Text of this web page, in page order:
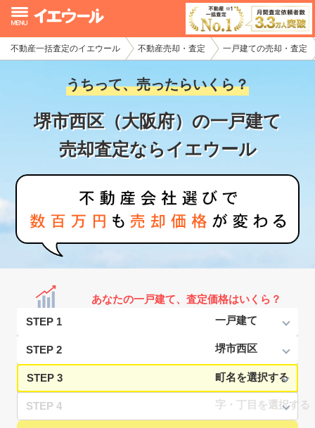
不動産一括査定のイエウール 不動産売却・査定 一戸建ての売却・査定
うちって、売ったらいくら？
堺市西区（大阪府）の一戸建て
売却査定ならイエウール
あなたの一戸建て、査定価格はいくら？
STEP 1
STEP 2
STEP 3
STEP 4
イエウール加盟希望の不動産会社様
初めての方へ
不動産売却の流れ
不動産の売却・一括査定
家査定シミュレーター
お問い合わせ